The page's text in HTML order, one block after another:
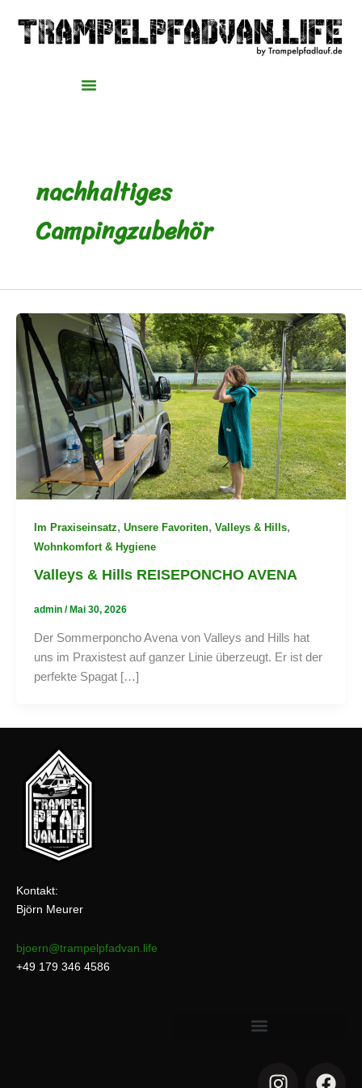
Inhalt
springen
nachhaltiges
Campingzubehör
Im Praxiseinsatz, Unsere Favoriten, Valleys & Hills,
Wohnkomfort & Hygiene
Valleys & Hills REISEPONCHO AVENA
admin / Mai 30, 2026
Der Sommerponcho Avena von Valleys and Hills hat
uns im Praxistest auf ganzer Linie überzeugt. Er ist der
perfekte Spagat […]
Kontakt:
Björn Meurer
bjoern@trampelpfadvan.life
+49 179 346 4586
I
F